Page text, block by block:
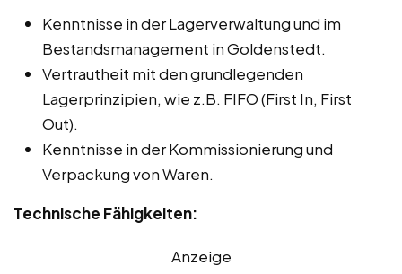
Kenntnisse in der Lagerverwaltung und im
Bestandsmanagement in Goldenstedt.
Vertrautheit mit den grundlegenden
Lagerprinzipien, wie z.B. FIFO (First In, First
Out).
Kenntnisse in der Kommissionierung und
Verpackung von Waren.
Technische Fähigkeiten:
Anzeige